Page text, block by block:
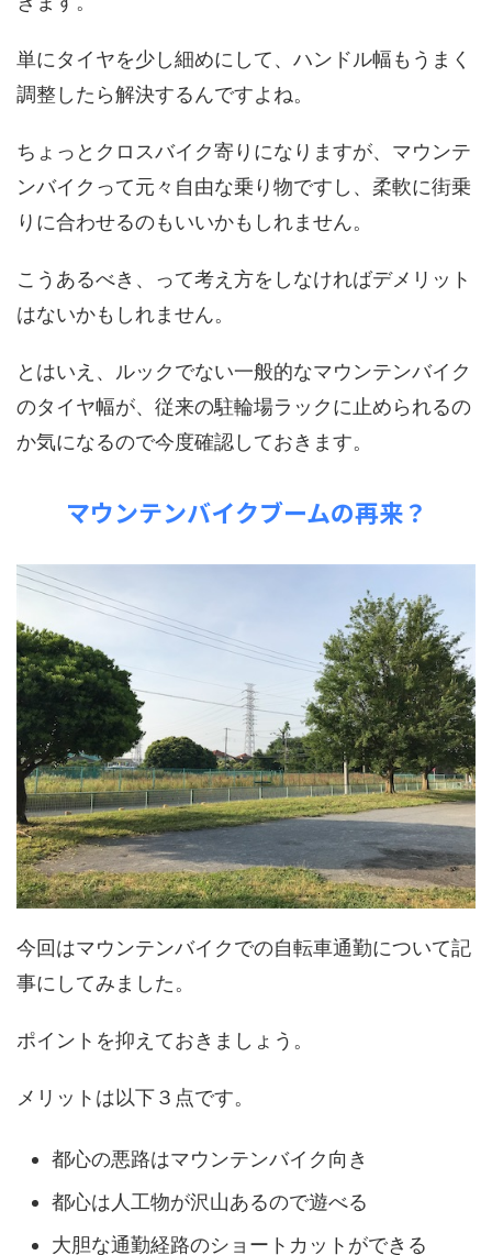
単にタイヤを少し細めにして、ハンドル幅もうまく
調整したら解決するんですよね。
ちょっとクロスバイク寄りになりますが、マウンテ
ンバイクって元々自由な乗り物ですし、柔軟に街乗
りに合わせるのもいいかもしれません。
こうあるべき、って考え方をしなければデメリット
はないかもしれません。
とはいえ、ルックでない一般的なマウンテンバイク
のタイヤ幅が、従来の駐輪場ラックに止められるの
か気になるので今度確認しておきます。
マウンテンバイクブームの再来？
今回はマウンテンバイクでの自転車通勤について記
事にしてみました。
ポイントを抑えておきましょう。
メリットは以下３点です。
都心の悪路はマウンテンバイク向き
都心は人工物が沢山あるので遊べる
大胆な通勤経路のショートカットができる